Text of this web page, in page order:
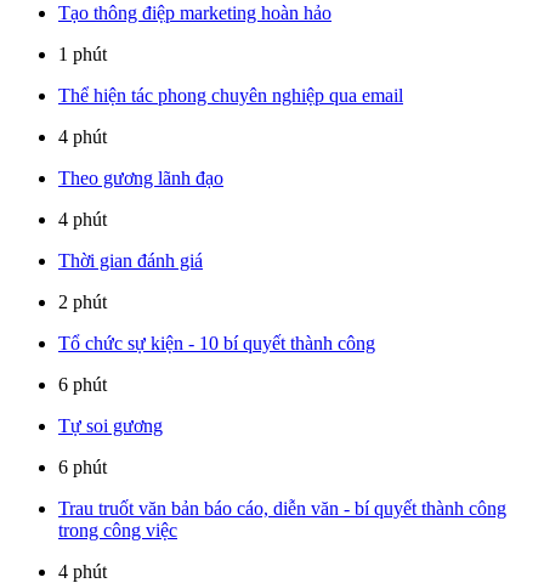
Tạo thông điệp marketing hoàn hảo
1 phút
Thể hiện tác phong chuyên nghiệp qua email
4 phút
Theo gương lãnh đạo
4 phút
Thời gian đánh giá
2 phút
Tổ chức sự kiện - 10 bí quyết thành công
6 phút
Tự soi gương
6 phút
Trau truốt văn bản báo cáo, diễn văn - bí quyết thành công
trong công việc
4 phút